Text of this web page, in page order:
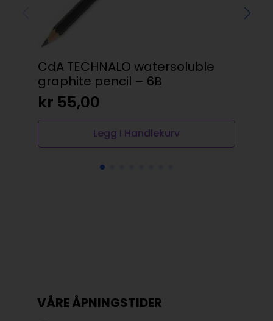
CdA TECHNALO watersoluble
graphite pencil – 6B
kr 55,00
Legg I Handlekurv
VÅRE ÅPNINGSTIDER